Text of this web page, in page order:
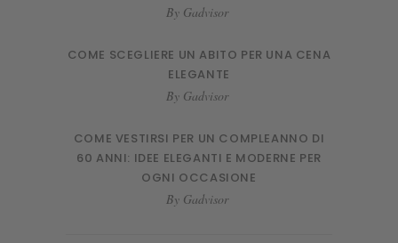
By Gadvisor
COME SCEGLIERE UN ABITO PER UNA CENA
ELEGANTE
By Gadvisor
COME VESTIRSI PER UN COMPLEANNO DI
60 ANNI: IDEE ELEGANTI E MODERNE PER
OGNI OCCASIONE
By Gadvisor